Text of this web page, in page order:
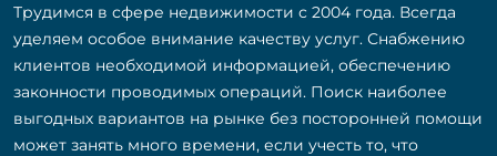
Трудимся в сфере недвижимости с 2004 года. Всегда
уделяем особое внимание качеству услуг. Снабжению
клиентов необходимой информацией, обеспечению
законности проводимых операций. Поиск наиболее
выгодных вариантов на рынке без посторонней помощи
может занять много времени, если учесть то, что